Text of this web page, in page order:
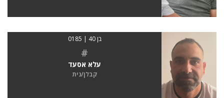
בן 40 | 0185
#
עלא אסעד
קבלן/נית